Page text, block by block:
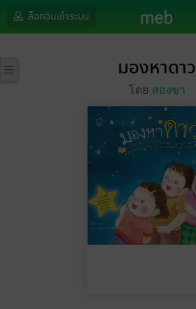
ล็อกอินเข้าระบบ
มองหาดาว
โดย สองขา